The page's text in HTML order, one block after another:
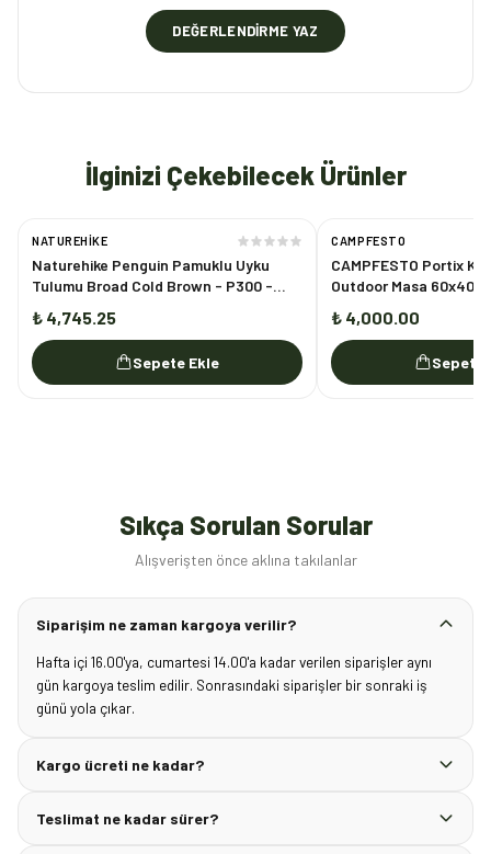
DEĞERLENDIRME YAZ
İlginizi Çekebilecek Ürünler
NATUREHIKE
Naturehike Penguin Pamuklu Uyku
Tulumu Broad Cold Brown - P300 -
₺ 4,745.25
Sepete Ekle
CAMPFESTO
CAMPFESTO Portix
Outdoor Masa 60x40
₺ 4,000.00
Sepete
Sıkça Sorulan Sorular
Alışverişten önce aklına takılanlar
Siparişim ne zaman kargoya verilir?
Hafta içi 16.00'ya, cumartesi 14.00'a kadar verilen siparişler aynı
gün kargoya teslim edilir. Sonrasındaki siparişler bir sonraki iş
günü yola çıkar.
Kargo ücreti ne kadar?
Teslimat ne kadar sürer?